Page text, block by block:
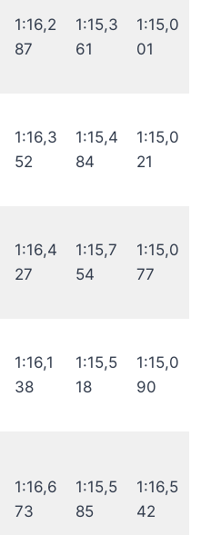
1:16,2
87
1:15,3
61
1:15,0
01
1:16,3
52
1:15,4
84
1:15,0
21
1:16,4
27
1:15,7
54
1:15,0
77
1:16,1
38
1:15,5
18
1:15,0
90
1:16,6
73
1:15,5
85
1:16,5
42